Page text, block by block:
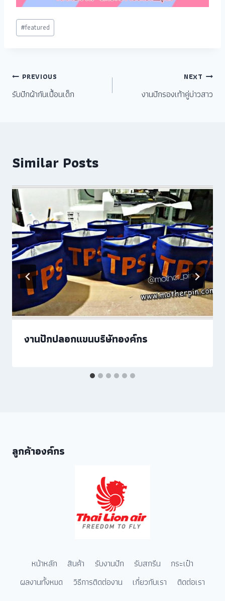
#featured
PREVIOUS
รับปักผ้ากันเปื้อนเด็ก
NEXT
งานปักรองเท้าคู่บ่าวสาว
Similar Posts
งานปักปลอกแขนบริษัทองค์กร
ลูกค้าองค์กร
หน้าหลัก สินค้า รับงานปัก รับสกรีน
กระเป๋า
ผลงานทั้งหมด
วิธีการติดต่องาน เกี่ยวกับเรา ติดต่อเรา